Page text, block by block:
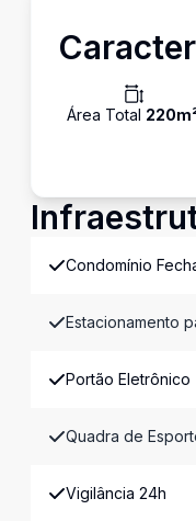
Área Total 220
Condomínio
Estacionamento
Portão Eletrônico
Quadra de
Vigilância 24h